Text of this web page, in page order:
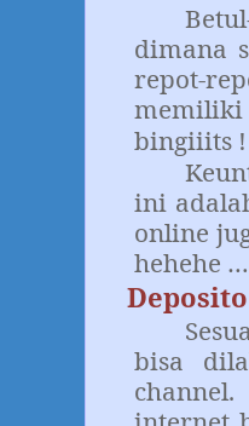
dimana
repot-
memiliki
bingiiits !
ini
online
hehehe …
bisa